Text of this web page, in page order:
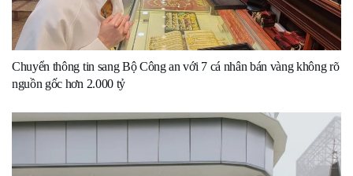
Chuyển thông tin sang Bộ Công an với 7 cá nhân bán vàng không rõ
nguồn gốc hơn 2.000 tỷ